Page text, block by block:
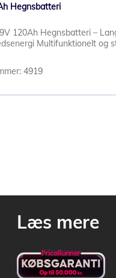
Hegnsbatteri
120Ah Hegnsbatteri –
Multifunktionelt og
4919
Læs mere